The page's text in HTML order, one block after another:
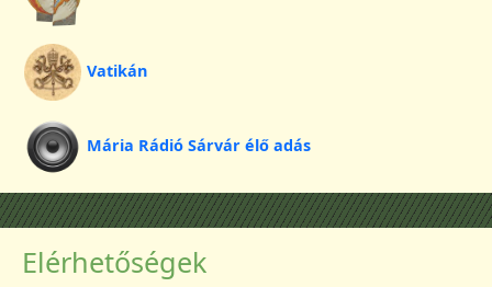
Vatikán
Mária Rádió Sárvár élő adás
Elérhetőségek